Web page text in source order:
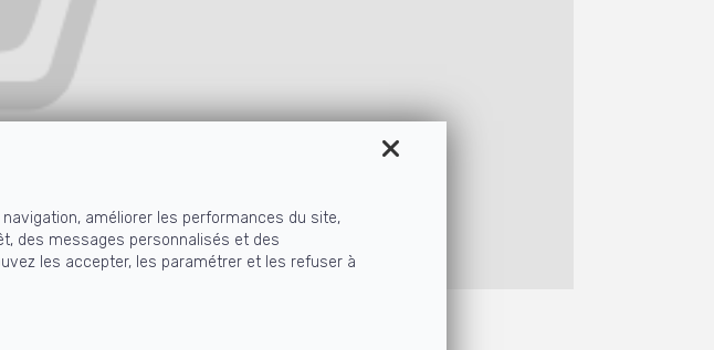
améliorer les performances du site,
des messages personnalisés et des
les accepter, les paramétrer et les refuser à